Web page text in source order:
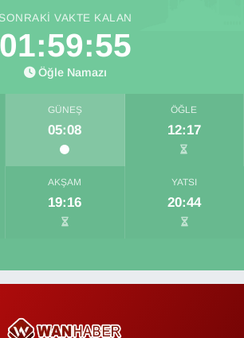
SONRAKI VAKTE KALAN
01:59:54
Öğle Namazı
GÜNEŞ
05:08
ÖĞLE
12:17
AKŞAM
19:16
YATSI
20:44